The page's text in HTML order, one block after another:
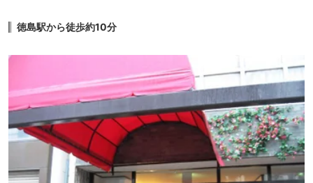
徳島駅から徒歩約10分